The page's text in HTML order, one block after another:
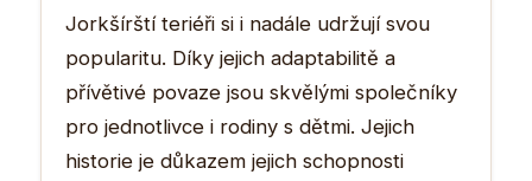
Jorkšírští teriéři si i nadále udržují svou
popularitu. Díky jejich adaptabilitě a
přívětivé povaze jsou skvělými společníky
pro jednotlivce i rodiny s dětmi. Jejich
historie je důkazem jejich schopnosti